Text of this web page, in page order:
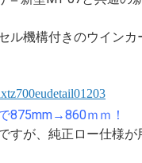
ル機構付きのウインカ
875mm→860ｍｍ！
すが、純正ロー仕様